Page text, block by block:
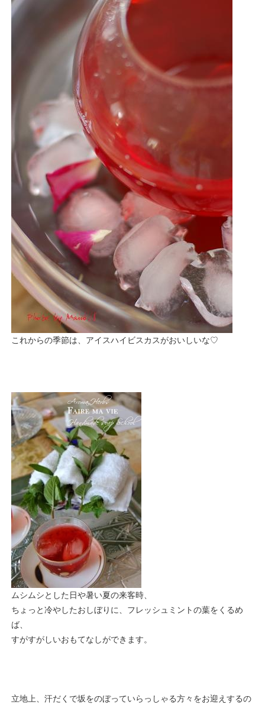
これからの季節は、アイスハイビスカスがおいしいな♡
ムシムシとした日や暑い夏の来客時、
ちょっと冷やしたおしぼりに、フレッシュミントの葉をくるめ
ば、
すがすがしいおもてなしができます。
立地上、汗だくで坂をのぼっていらっしゃる方々をお迎えするの